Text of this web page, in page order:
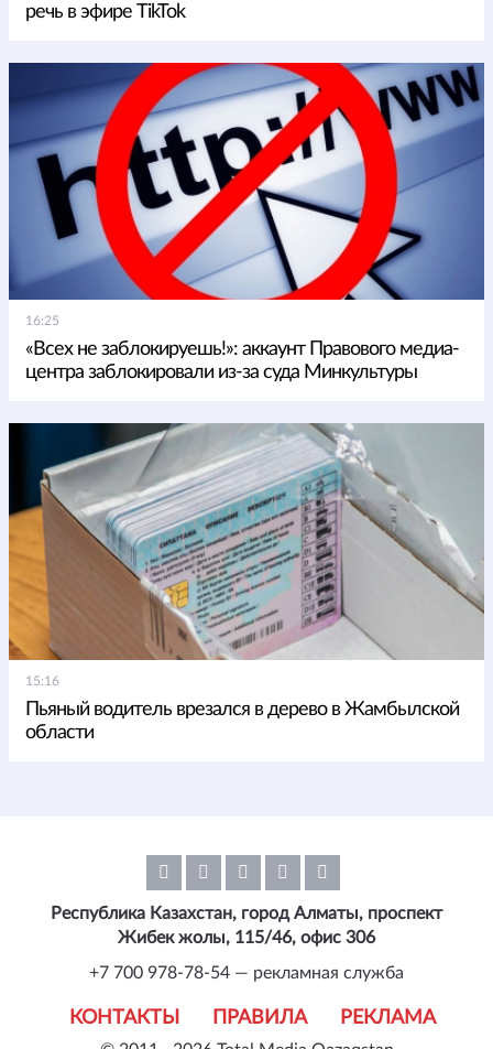
речь в эфире TikTok
16:25
«Всех не заблокируешь!»: аккаунт Правового медиа-
центра заблокировали из-за суда Минкультуры
15:16
Пьяный водитель врезался в дерево в Жамбылской
области
КОНТАКТЫ ПРАВИЛА РЕКЛАМА
Республика Казахстан, город Алматы, проспект
Жибек жолы, 115/46, офис 306
+7 700 978-78-54 — рекламная служба